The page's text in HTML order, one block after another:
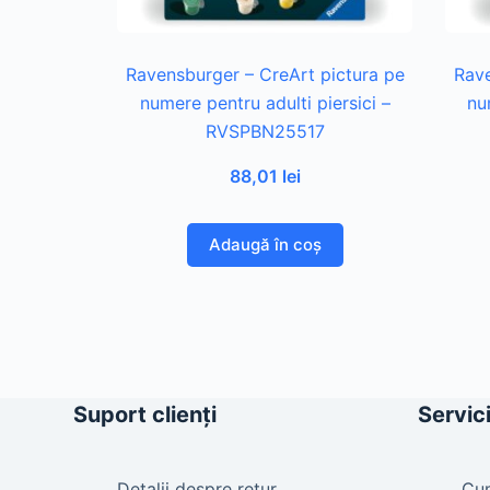
Ravensburger – CreArt pictura pe
numere pentru adulti piersici –
RVSPBN25517
88,01 lei
Adaugă în coș
Suport clienți